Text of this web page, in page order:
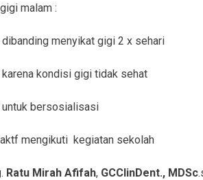
malam :
menyikat gigi 2 x sehari
kondisi gigi tidak sehat
bersosialisasi
mengikuti kegiatan sekolah
. Ratu Mirah Afifah,GCClinDent., MDSc